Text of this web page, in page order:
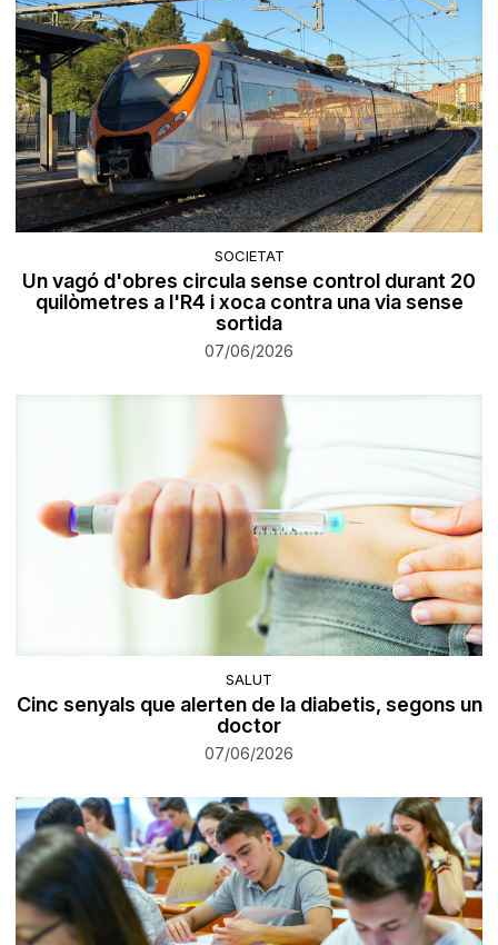
SOCIETAT
Un vagó d'obres circula sense control durant 20
quilòmetres a l'R4 i xoca contra una via sense
sortida
07/06/2026
SALUT
Cinc senyals que alerten de la diabetis, segons un
doctor
07/06/2026